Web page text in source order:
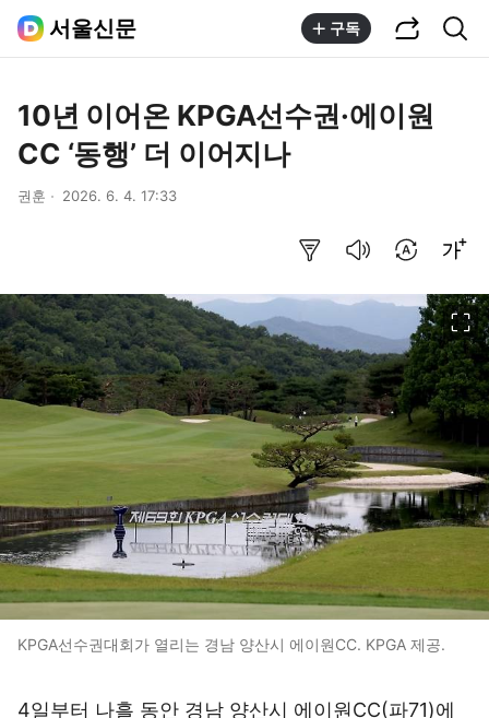
서울신문 구독
10년 이어온 KPGA선수권·에이원
CC ‘동행’ 더 이어지나
권훈 2026. 6. 4. 17:33
KPGA선수권대회가 열리는 경남 양산시 에이원CC. KPGA 제공.
4일부터 나흘 동안 경남 양산시 에이원CC(파71)에